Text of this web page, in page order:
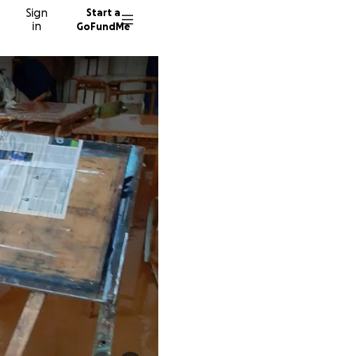
Sign
in
Start a
GoFundMe